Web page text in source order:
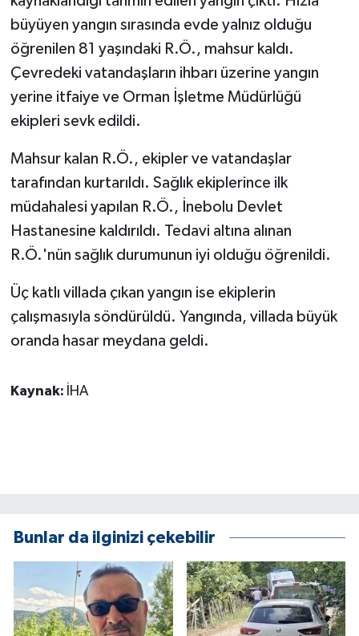
büyüyen yangın sırasında evde yalnız olduğu
öğrenilen 81 yaşındaki R.Ö., mahsur kaldı.
Çevredeki vatandaşların ihbarı üzerine yangın
yerine itfaiye ve Orman İşletme Müdürlüğü
ekipleri sevk edildi.
Mahsur kalan R.Ö., ekipler ve vatandaşlar
tarafından kurtarıldı. Sağlık ekiplerince ilk
müdahalesi yapılan R.Ö., İnebolu Devlet
Hastanesine kaldırıldı. Tedavi altına alınan
R.Ö.'nün sağlık durumunun iyi olduğu öğrenildi.
Üç katlı villada çıkan yangın ise ekiplerin
çalışmasıyla söndürüldü. Yangında, villada büyük
oranda hasar meydana geldi.
Kaynak: İHA
Bunlar da ilginizi çekebilir
HABERDE İNSAN
İNSAN
İş Dünyası
Kadın
KÜLTÜR SANAT
MAGAZİN
Otomobil
POLİTİKA
Turizm
ÜLKE GÜNDEMİ
YAŞAM